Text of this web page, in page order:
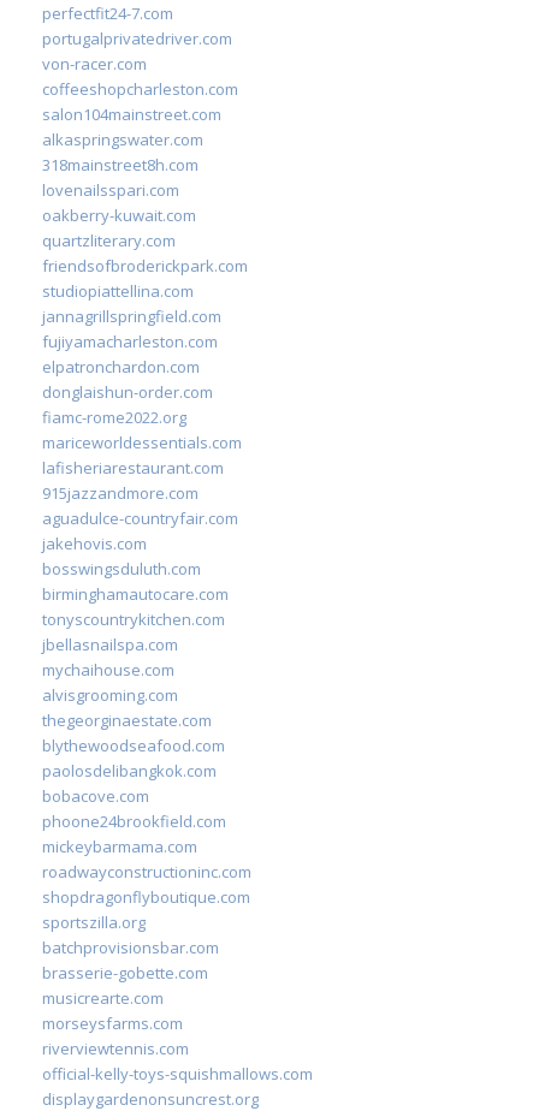
perfectfit24-7.com
portugalprivatedriver.com
von-racer.com
coffeeshopcharleston.com
salon104mainstreet.com
alkaspringswater.com
318mainstreet8h.com
lovenailsspari.com
oakberry-kuwait.com
quartzliterary.com
friendsofbroderickpark.com
studiopiattellina.com
jannagrillspringfield.com
fujiyamacharleston.com
elpatronchardon.com
donglaishun-order.com
fiamc-rome2022.org
mariceworldessentials.com
lafisheriarestaurant.com
915jazzandmore.com
aguadulce-countryfair.com
jakehovis.com
bosswingsduluth.com
birminghamautocare.com
tonyscountrykitchen.com
jbellasnailspa.com
mychaihouse.com
alvisgrooming.com
thegeorginaestate.com
blythewoodseafood.com
paolosdelibangkok.com
bobacove.com
phoone24brookfield.com
mickeybarmama.com
roadwayconstructioninc.com
shopdragonflyboutique.com
sportszilla.org
batchprovisionsbar.com
brasserie-gobette.com
musicrearte.com
morseysfarms.com
riverviewtennis.com
official-kelly-toys-squishmallows.com
displaygardenonsuncrest.org